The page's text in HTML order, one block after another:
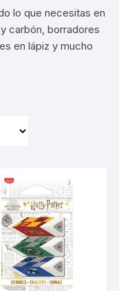
lo que necesitas en
carbón, borradores
en lápiz y mucho